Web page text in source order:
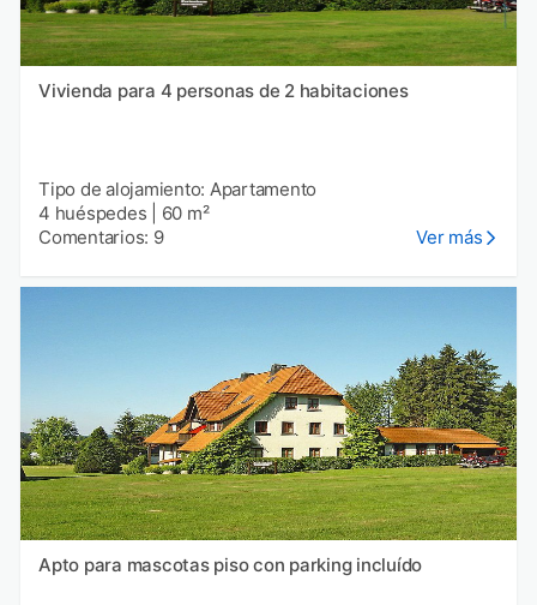
Vivienda para 4 personas de 2 habitaciones
Tipo de alojamiento: Apartamento
4 huéspedes
60 m²
Comentarios: 9
Ver más
Apto para mascotas piso con parking incluído